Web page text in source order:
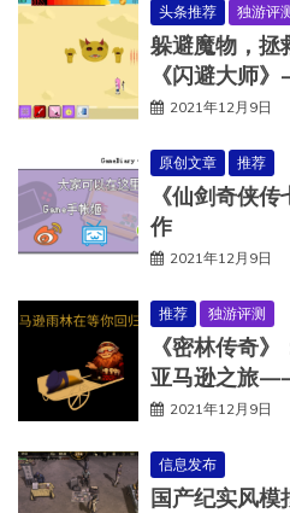
头条推荐 独游评
躲避魔物，拯
《闪避大师
2021年12月9日
原创文章 推荐
《仙剑奇侠
作
2021年12月9日
推荐 独游评测
《密林传奇
亚马逊之旅
2021年12月9日
信息发布
国产纪实风模